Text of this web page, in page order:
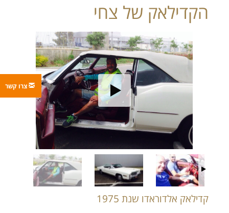
הקדילאק של צחי
קדילאק אלדוראדו שנת 1975
צרו קשר